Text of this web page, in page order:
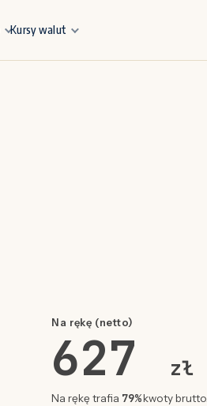
Kursy walut
Na rękę (netto)
627 zł
Na rękę trafia 79%kwoty brutto.